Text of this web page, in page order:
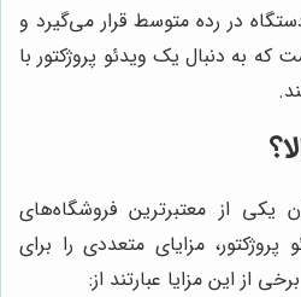
در رده متوسط قرار می‌گیرد و
که به دنبال یک ویدئو پروژکتور با
؟
یکی از معتبرترین فروشگاه‌های
مزایای متعددی را برای
از این مزایا عبارتند از: